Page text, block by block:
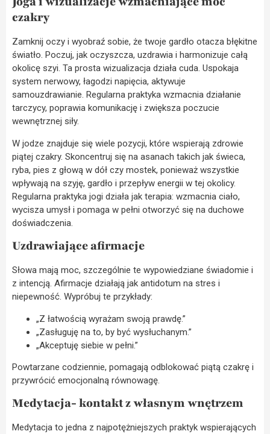
czakry
Zamknij oczy i wyobraź sobie, że twoje gardło otacza błękitne
światło. Poczuj, jak oczyszcza, uzdrawia i harmonizuje całą
okolicę szyi. Ta prosta wizualizacja działa cuda. Uspokaja
system nerwowy, łagodzi napięcia, aktywuje
samouzdrawianie. Regularna praktyka wzmacnia działanie
tarczycy, poprawia komunikację i zwiększa poczucie
wewnętrznej siły.
W jodze znajduje się wiele pozycji, które wspierają zdrowie
piątej czakry. Skoncentruj się na asanach takich jak świeca,
ryba, pies z głową w dół czy mostek, ponieważ wszystkie
wpływają na szyję, gardło i przepływ energii w tej okolicy.
Regularna praktyka jogi działa jak terapia: wzmacnia ciało,
wycisza umysł i pomaga w pełni otworzyć się na duchowe
doświadczenia.
Uzdrawiające afirmacje
Słowa mają moc, szczególnie te wypowiedziane świadomie i
z intencją. Afirmacje działają jak antidotum na stres i
niepewność. Wypróbuj te przykłady:
„Z łatwością wyrażam swoją prawdę.”
„Zasługuję na to, by być wysłuchanym.”
„Akceptuję siebie w pełni.”
Powtarzane codziennie, pomagają odblokować piątą czakrę i
przywrócić emocjonalną równowagę.
Medytacja- kontakt z własnym wnętrzem
Medytacja to jedna z najpotężniejszych praktyk wspierających